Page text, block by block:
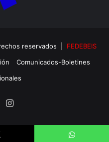
reservados | FEDEBEIS
Comunicados-Boletines
Instagram